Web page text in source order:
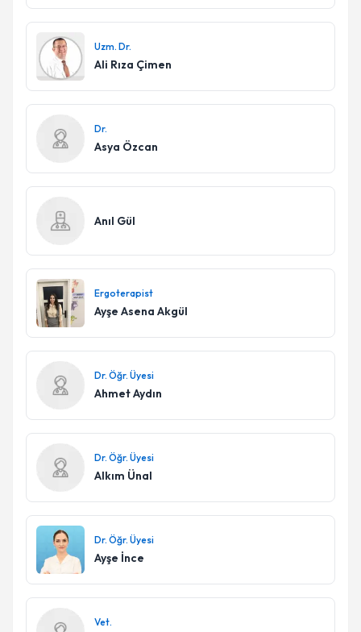
Uzm. Dr.
Ali Rıza Çimen
Dr.
Asya Özcan
Anıl Gül
Ergoterapist
Ayşe Asena Akgül
Dr. Öğr. Üyesi
Ahmet Aydın
Dr. Öğr. Üyesi
Alkım Ünal
Dr. Öğr. Üyesi
Ayşe İnce
Vet.